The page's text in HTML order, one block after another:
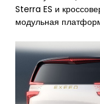
Sterra ES и
модульная